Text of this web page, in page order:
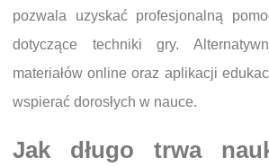
pozwala uzyskać profesjonalną
dotyczące techniki gry.
materiałów online oraz aplikacji
wspierać dorosłych w nauce.
Jak długo trwa